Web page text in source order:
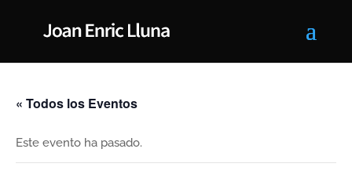
« Todos los Eventos
Este evento ha pasado.